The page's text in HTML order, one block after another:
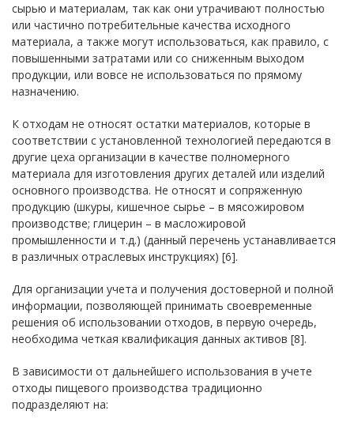
сырью и материалам, так как они утрачивают полностью
или частично потребительные качества исходного
материала, а также могут использоваться, как правило, с
повышенными затратами или со сниженным выходом
продукции, или вовсе не использоваться по прямому
назначению.
К отходам не относят остатки материалов, которые в
соответствии с установленной технологией передаются в
другие цеха организации в качестве полномерного
материала для изготовления других деталей или изделий
основного производства. Не относят и сопряженную
продукцию (шкуры, кишечное сырье – в мясожировом
производстве; глицерин – в масложировой
промышленности и т.д.) (данный перечень устанавливается
в различных отраслевых инструкциях) [6].
Для организации учета и получения достоверной и полной
информации, позволяющей принимать своевременные
решения об использовании отходов, в первую очередь,
необходима четкая квалификация данных активов [8].
В зависимости от дальнейшего использования в учете
отходы пищевого производства традиционно
подразделяют на: